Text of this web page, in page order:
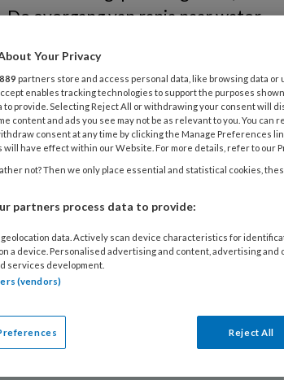
overgang van ranja naar water
valt niet bij iedere ouder goed.
dus ook over wat voor
zijn. In dit dossier: handige
een paar lekkere én gezonde
op het gebied van
ze bij Smallsteps de kinderen aan
door op smaaksafari te gaan!
ETEN
Your Privacy
889 partners store and access personal data, like browsing data
enables tracking technologies to support the purposes
to provide. Selecting Reject All or withdrawing your consent will
content and ads you see may not be as relevant to you. You can
consent at any time by clicking the Manage Preferences
will have effect within our Website. For more details, refer to our
not? Then we only place essential and statistical cookies,
partners process data to provide:
data. Actively scan device characteristics for
a device. Personalised advertising and content, advertising
services development.
(vendors)
Reject All